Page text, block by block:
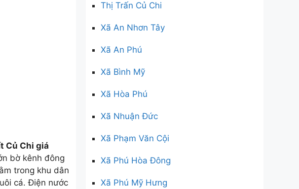
Củ Chi giá
bờ kênh đông
trong khu dân
cá. Điện nước
Thị Trấn Củ Chi
Xã An Nhơn Tây
Xã An Phú
Xã Bình Mỹ
Xã Hòa Phú
Xã Nhuận Đức
Xã Phạm Văn Cội
Xã Phú Hòa Đông
Xã Phú Mỹ Hưng